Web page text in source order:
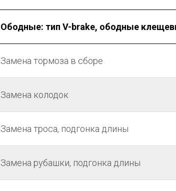
Ободные: тип V-brake, ободные
Замена тормоза в сборе
Замена колодок
Замена троса, подгонка длины
Замена рубашки, подгонка длины